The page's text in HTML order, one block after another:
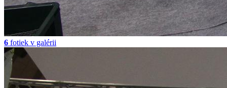
6 fotiek v galérii